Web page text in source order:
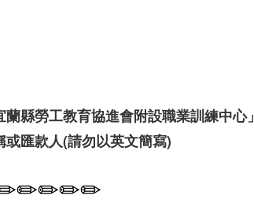
縣勞工教育協進會附設職業訓練中心」
匯款人(請勿以英文簡寫)
✏✏✏✏